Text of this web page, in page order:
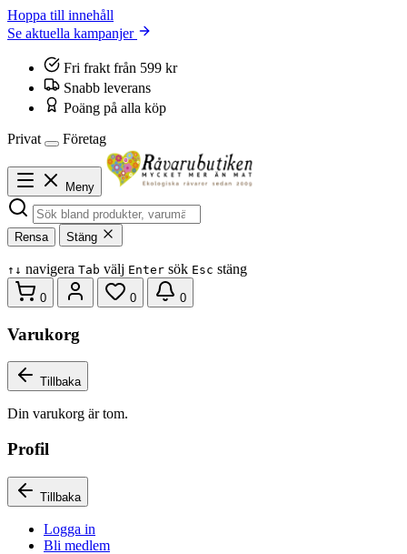
Hoppa till innehåll
Se aktuella kampanjer
Fri frakt från 599 kr
Snabb leverans
Poäng på alla köp
Privat
Företag
Meny
Rensa Stäng
↑ ↓ navigera Tab välj Enter sök Esc stäng
0 0 0
Varukorg
Tillbaka
Din varukorg är tom.
Profil
Tillbaka
Logga in
Bli medlem